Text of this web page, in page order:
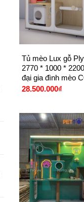
Tủ mèo Lux gỗ
2770 * 1000 *
đại gia đình mèo
28.500.000₫